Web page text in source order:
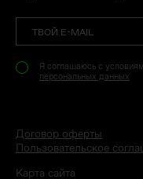
Я соглашаюсь с
персональных данных
Договор оферты
Пользовательское
Карта сайта